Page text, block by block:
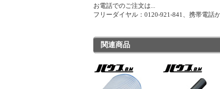
お電話でのご注文は...
フリーダイヤル：0120-921-841、携帯電
関連商品